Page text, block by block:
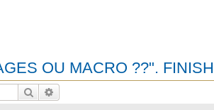
OU MACRO ??". FINISH
Rechercher